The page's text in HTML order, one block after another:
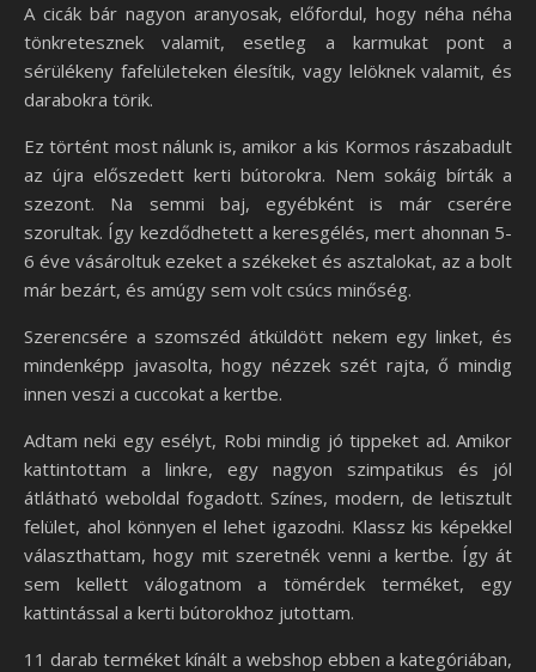
A cicák bár nagyon aranyosak, előfordul, hogy néha néha
tönkretesznek valamit, esetleg a karmukat pont a
sérülékeny fafelületeken élesítik, vagy lelöknek valamit, és
darabokra törik.
Ez történt most nálunk is, amikor a kis Kormos rászabadult
az újra előszedett kerti bútorokra. Nem sokáig bírták a
szezont. Na semmi baj, egyébként is már cserére
szorultak. Így kezdődhetett a keresgélés, mert ahonnan 5-
6 éve vásároltuk ezeket a székeket és asztalokat, az a bolt
már bezárt, és amúgy sem volt csúcs minőség.
Szerencsére a szomszéd átküldött nekem egy linket, és
mindenképp javasolta, hogy nézzek szét rajta, ő mindig
innen veszi a cuccokat a kertbe.
Adtam neki egy esélyt, Robi mindig jó tippeket ad. Amikor
kattintottam a linkre, egy nagyon szimpatikus és jól
átlátható weboldal fogadott. Színes, modern, de letisztult
felület, ahol könnyen el lehet igazodni. Klassz kis képekkel
választhattam, hogy mit szeretnék venni a kertbe. Így át
sem kellett válogatnom a tömérdek terméket, egy
kattintással a kerti bútorokhoz jutottam.
11 darab terméket kínált a webshop ebben a kategóriában,